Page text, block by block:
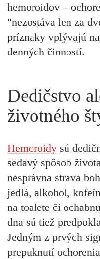
hemoroidov –
"nezostáva len za
príznaky vplývajú
denných činností.
Dedičstvo
životného
Hemoroidy sú
sedavý spôsob
nesprávna strava
jedlá, alkohol,
na toalete či
dna sú tiež
Jedným z prvých
prepuknutí